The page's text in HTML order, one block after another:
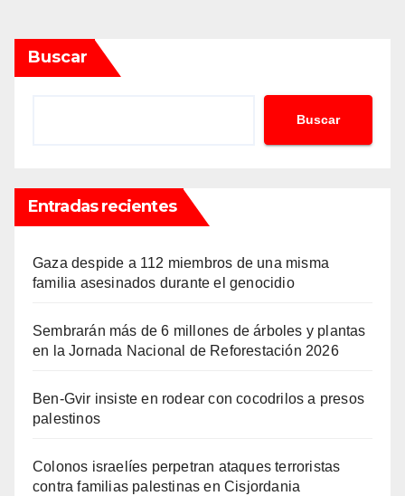
Buscar
Buscar
Entradas recientes
Gaza despide a 112 miembros de una misma
familia asesinados durante el genocidio
Sembrarán más de 6 millones de árboles y plantas
en la Jornada Nacional de Reforestación 2026
Ben-Gvir insiste en rodear con cocodrilos a presos
palestinos
Colonos israelíes perpetran ataques terroristas
contra familias palestinas en Cisjordania